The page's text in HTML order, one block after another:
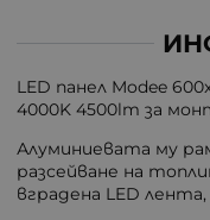
LED панел Modee
4000K 4500lm за
Алуминиевата му
разсейване на
вградена LED